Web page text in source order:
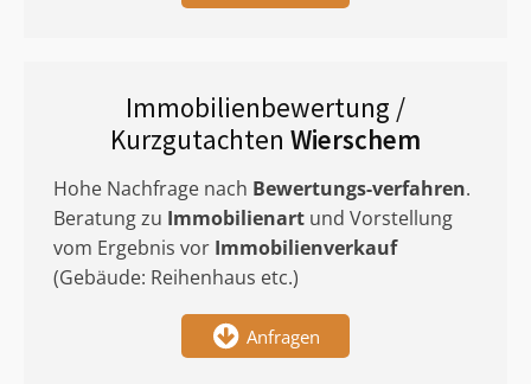
Immobilienbewertung /
Kurzgutachten Wierschem
Hohe Nachfrage nach Bewertungs-verfahren.
Beratung zu Immobilienart und Vorstellung
vom Ergebnis vor Immobilienverkauf
(Gebäude: Reihenhaus etc.)
Anfragen